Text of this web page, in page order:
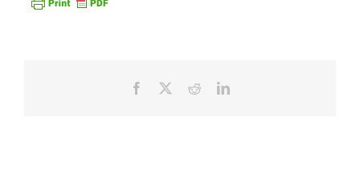
Facebook RedditLinkedIn